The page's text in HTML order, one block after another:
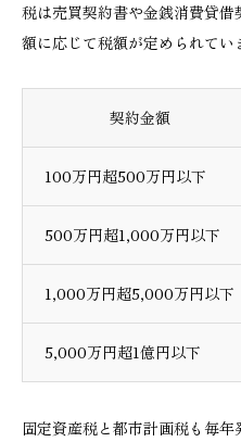
税は売買契約書や金銭消費貸
額に応じて税額が定められてい
契約金額
100万円超500万円以下
500万円超1,000万円以下
1,000万円超5,000万円以下
5,000万円超1億円以下
固定資産税と都市計画税も毎